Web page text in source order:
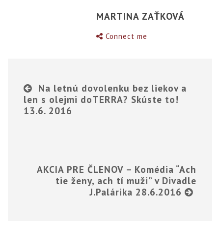
MARTINA ZAŤKOVÁ
Connect me
Na letnú dovolenku bez liekov a
len s olejmi doTERRA? Skúste to!
13.6. 2016
AKCIA PRE ČLENOV – Komédia “Ach
tie ženy, ach tí muži” v Divadle
J.Palárika 28.6.2016